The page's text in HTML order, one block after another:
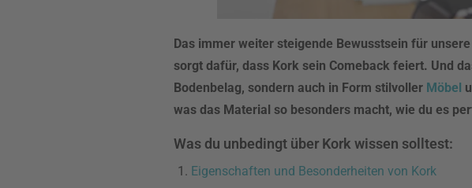
Das immer weiter steigende Bewusstsein für
sorgt dafür, dass Kork sein Comeback feiert. Und
Bodenbelag, sondern auch in Form stilvoller Möbel
was das Material so besonders macht, wie du es
Was du unbedingt über Kork wissen solltest:
Eigenschaften und Besonderheiten von Kork